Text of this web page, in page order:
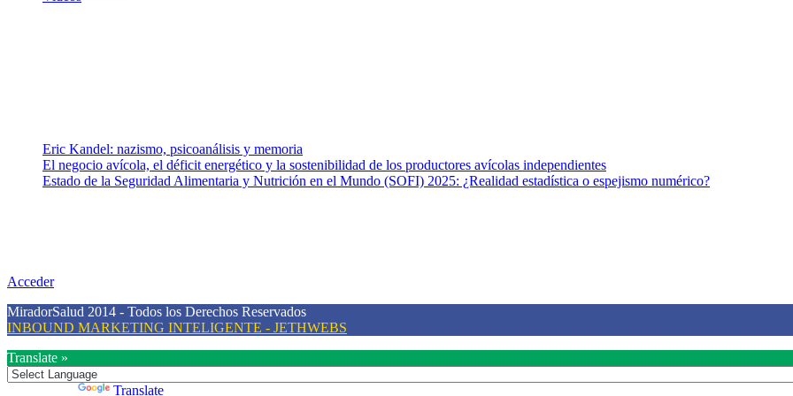
Eric Kandel: nazismo, psicoanálisis y memoria
El negocio avícola, el déficit energético y la sostenibilidad de los productores avícolas independientes
Estado de la Seguridad Alimentaria y Nutrición en el Mundo (SOFI) 2025: ¿Realidad estadística o espejismo numérico?
Acceder
MiradorSalud 2014 - Todos los Derechos Reservados
INBOUND MARKETING INTELIGENTE - JETHWEBS
Translate »
Translate